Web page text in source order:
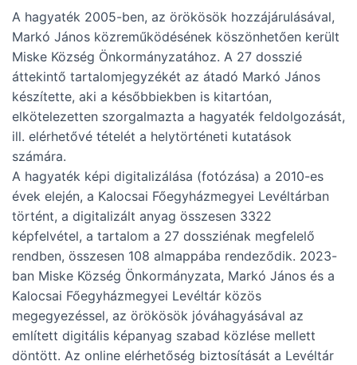
A hagyaték 2005-ben, az örökösök hozzájárulásával,
Markó János közreműködésének köszönhetően került
Miske Község Önkormányzatához. A 27 dosszié
áttekintő tartalomjegyzékét az átadó Markó János
készítette, aki a későbbiekben is kitartóan,
elkötelezetten szorgalmazta a hagyaték feldolgozását,
ill. elérhetővé tételét a helytörténeti kutatások
számára.
A hagyaték képi digitalizálása (fotózása) a 2010-es
évek elején, a Kalocsai Főegyházmegyei Levéltárban
történt, a digitalizált anyag összesen 3322
képfelvétel, a tartalom a 27 dossziénak megfelelő
rendben, összesen 108 almappába rendeződik. 2023-
ban Miske Község Önkormányzata, Markó János és a
Kalocsai Főegyházmegyei Levéltár közös
megegyezéssel, az örökösök jóváhagyásával az
említett digitális képanyag szabad közlése mellett
döntött. Az online elérhetőség biztosítását a Levéltár